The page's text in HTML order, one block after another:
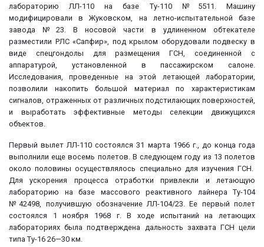
лабораторию ЛЛ-110 на базе Ту-110 №5511. Машину
модифицировали в Жуковском, на летно-испытательной базе
завода №23. В носовой части в удлиненном обтекателе
разместили РЛС «Сапфир», под крылом оборудовали подвеску в
виде спецгондолы для размещения ГСН, соединенной с
аппаратурой, установленной в пассажирском салоне.
Исследования, проведенные на этой летающей лаборатории,
позволили накопить большой материал по характеристикам
сигналов, отраженных от различных подстилающих поверхностей,
и выработать эффективные методы селекции движущихся
объектов.
Первый вылет ЛЛ-110 состоялся 31 марта 1966 г., до конца года
выполнили еще восемь полетов. В следующем году из 13 полетов
около половины осуществлялось специально для изучения ГСН.
Для ускорения процесса отработки привлекли и летающую
лабораторию на базе массового реактивного лайнера Ту-104
№42498, получившую обозначение ЛЛ-104/23. Ее первый полет
состоялся 1 ноября 1968 г. В ходе испытаний на летающих
лабораториях была подтверждена дальность захвата ГСН цели
типа Ту-16 26—30 км.